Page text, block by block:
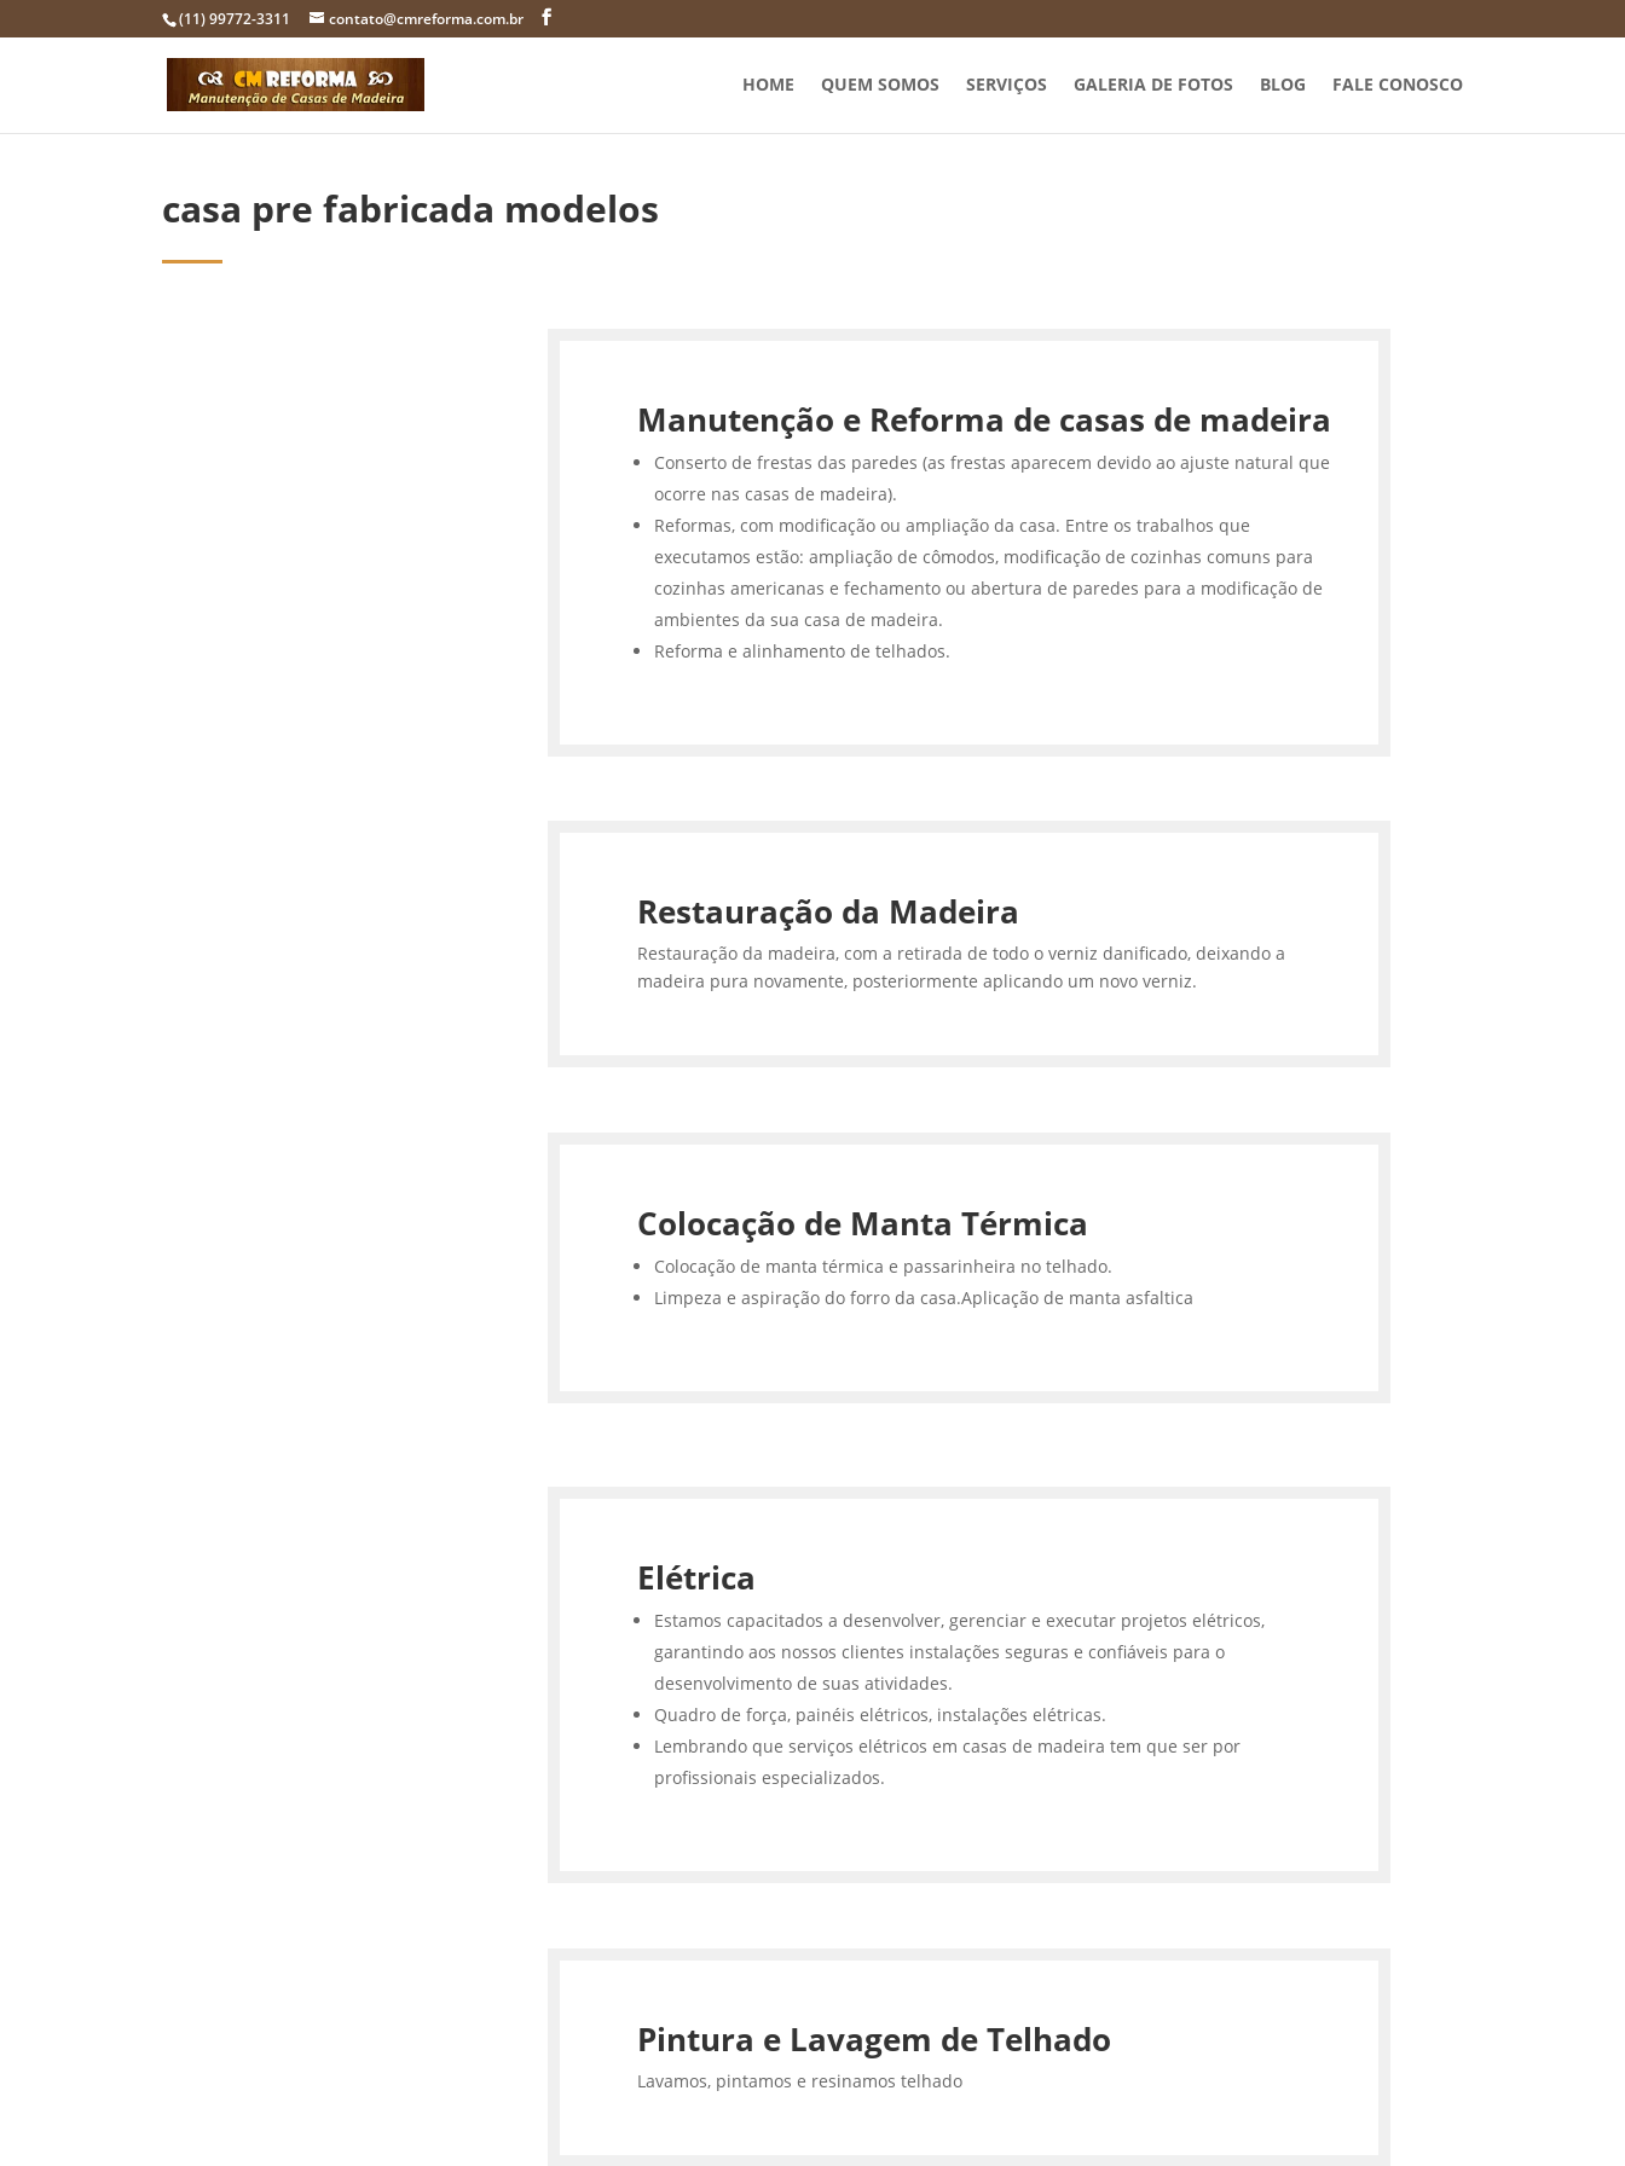
(11) 99772-3311 contato@cmreforma.com.br
HOME QUEM SOMOS SERVIÇOS GALERIA DE FOTOS BLOG FALE CONOSCO
casa pre fabricada modelos
Manutenção e Reforma de casas de madeira
Conserto de frestas das paredes (as frestas aparecem devido ao ajuste natural que
ocorre nas casas de madeira).
Reformas, com modificação ou ampliação da casa. Entre os trabalhos que
executamos estão: ampliação de cômodos, modificação de cozinhas comuns para
cozinhas americanas e fechamento ou abertura de paredes para a modificação de
ambientes da sua casa de madeira.
Reforma e alinhamento de telhados.
Restauração da Madeira
Restauração da madeira, com a retirada de todo o verniz danificado, deixando a
madeira pura novamente, posteriormente aplicando um novo verniz.
Colocação de Manta Térmica
Colocação de manta térmica e passarinheira no telhado.
Limpeza e aspiração do forro da casa.Aplicação de manta asfaltica
Elétrica
Estamos capacitados a desenvolver, gerenciar e executar projetos elétricos,
garantindo aos nossos clientes instalações seguras e confiáveis para o
desenvolvimento de suas atividades.
Quadro de força, painéis elétricos, instalações elétricas.
Lembrando que serviços elétricos em casas de madeira tem que ser por
profissionais especializados.
Pintura e Lavagem de Telhado
Lavamos, pintamos e resinamos telhado